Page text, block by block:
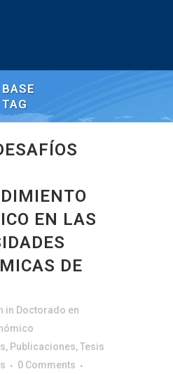
EN LAS
DE
in Doctorado en
, Publicaciones,Tesis
0 Comments